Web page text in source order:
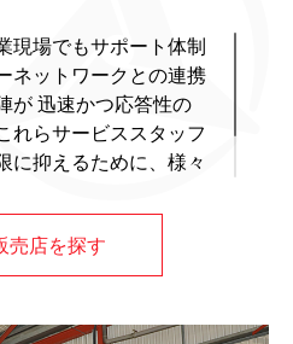
現場でもサポート体制
ネットワークとの連携
が 迅速かつ応答性の
れらサービススタッフ
に抑えるために、様々
売店を探す